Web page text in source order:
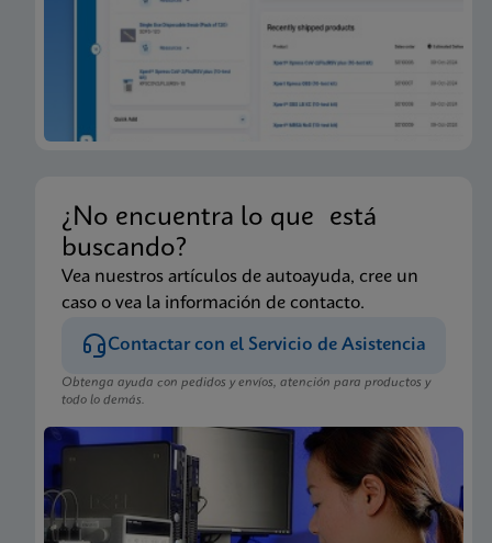
¿No encuentra lo que está
buscando?
Vea nuestros artículos de autoayuda, cree un
caso o vea la información de contacto.
Contactar con el Servicio de Asistencia
Obtenga ayuda con pedidos y envíos, atención para productos y
todo lo demás.